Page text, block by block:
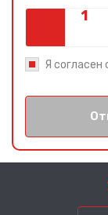
Я согласен